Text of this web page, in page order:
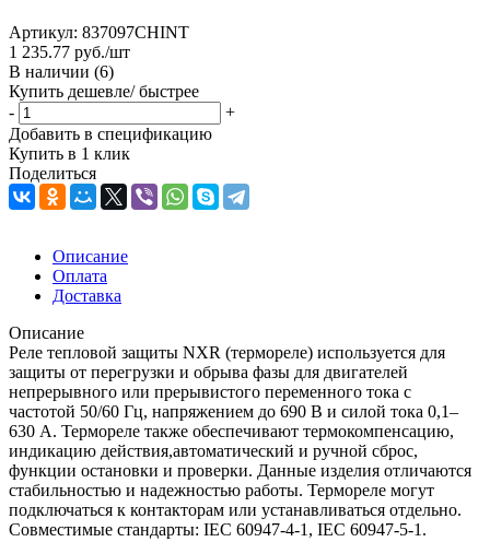
Артикул: 837097CHINT
1 235.77 руб./шт
В наличии (6)
Купить дешевле/ быстрее
-
+
Добавить в спецификацию
Купить в 1 клик
Поделиться
Описание
Оплата
Доставка
Описание
Реле тепловой защиты NXR (термореле) используется для
защиты от перегрузки и обрыва фазы для двигателей
непрерывного или прерывистого переменного тока с
частотой 50/60 Гц, напряжением до 690 В и силой тока 0,1–
630 А. Термореле также обеспечивают термокомпенсацию,
индикацию действия,автоматический и ручной сброс,
функции остановки и проверки. Данные изделия отличаются
стабильностью и надежностью работы. Термореле могут
подключаться к контакторам или устанавливаться отдельно.
Совместимые стандарты: IEC 60947-4-1, IEC 60947-5-1.